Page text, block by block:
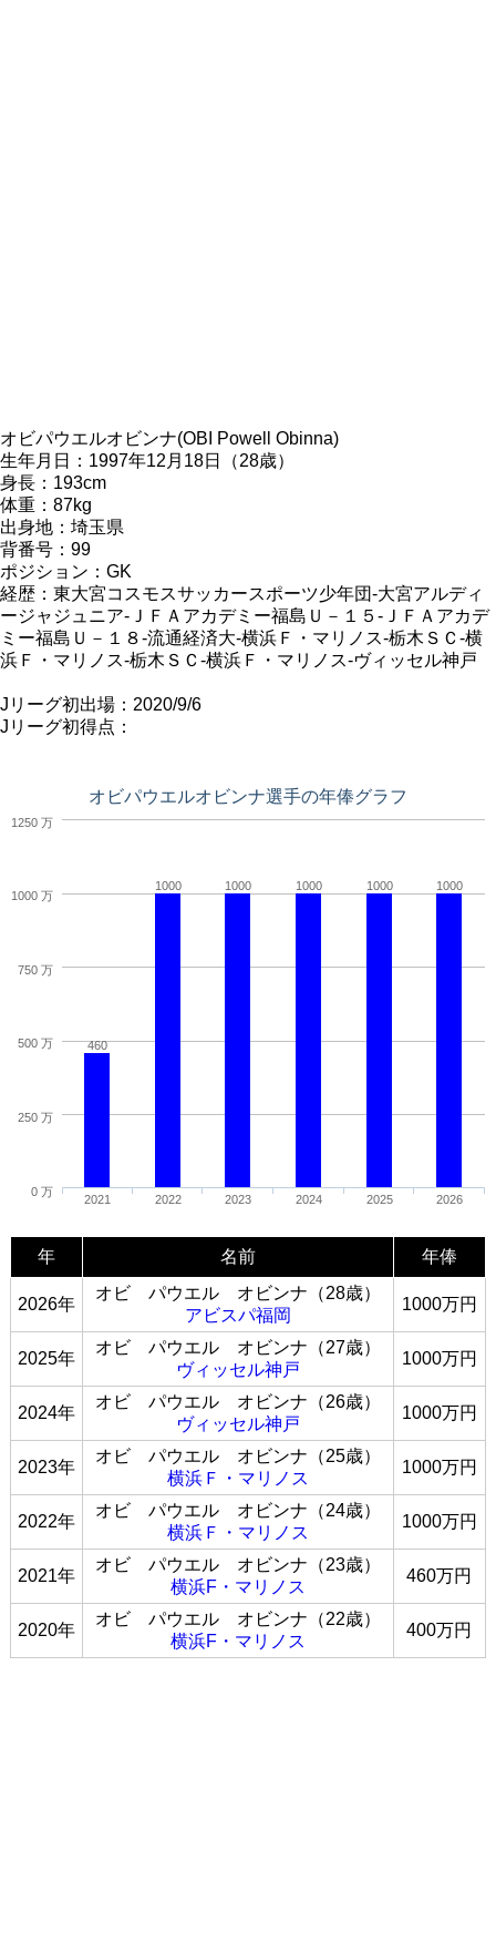
オビパウエルオビンナ(OBI Powell Obinna)
生年月日：1997年12月18日（28歳）
身長：193cm
体重：87kg
出身地：埼玉県
背番号：99
ポジション：GK
経歴：東大宮コスモスサッカースポーツ少年団-大宮アルディ
ージャジュニア-ＪＦＡアカデミー福島Ｕ－１５-ＪＦＡアカデ
ミー福島Ｕ－１８-流通経済大-横浜Ｆ・マリノス-栃木ＳＣ-横
浜Ｆ・マリノス-栃木ＳＣ-横浜Ｆ・マリノス-ヴィッセル神戸
Jリーグ初出場：2020/9/6
Jリーグ初得点：
オビパウエルオビンナ選手の年俸グラフ
460
1000 1000 1000 1000 1000
2021 2022 2023 2024 2025 2026
0 万
1000 万
250 万
500 万
750 万
1250 万
年 名前 年俸
2026年
オビ パウエル オビンナ（28歳）
アビスパ福岡
1000万円
2025年
オビ パウエル オビンナ（27歳）
ヴィッセル神戸
1000万円
2024年
オビ パウエル オビンナ（26歳）
ヴィッセル神戸
1000万円
2023年
オビ パウエル オビンナ（25歳）
横浜Ｆ・マリノス
1000万円
2022年
オビ パウエル オビンナ（24歳）
横浜Ｆ・マリノス
1000万円
2021年
オビ パウエル オビンナ（23歳）
横浜F・マリノス
460万円
2020年
オビ パウエル オビンナ（22歳）
横浜F・マリノス
400万円